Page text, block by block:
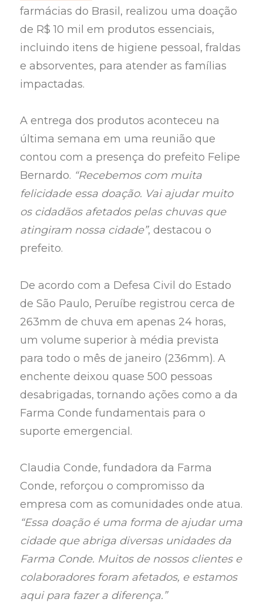
farmácias do Brasil, realizou uma doação
de R$ 10 mil em produtos essenciais,
incluindo itens de higiene pessoal, fraldas
e absorventes, para atender as famílias
impactadas.
A entrega dos produtos aconteceu na
última semana em uma reunião que
contou com a presença do prefeito Felipe
Bernardo. “Recebemos com muita
felicidade essa doação. Vai ajudar muito
os cidadãos afetados pelas chuvas que
atingiram nossa cidade”, destacou o
prefeito.
De acordo com a Defesa Civil do Estado
de São Paulo, Peruíbe registrou cerca de
263mm de chuva em apenas 24 horas,
um volume superior à média prevista
para todo o mês de janeiro (236mm). A
enchente deixou quase 500 pessoas
desabrigadas, tornando ações como a da
Farma Conde fundamentais para o
suporte emergencial.
Claudia Conde, fundadora da Farma
Conde, reforçou o compromisso da
empresa com as comunidades onde atua.
“Essa doação é uma forma de ajudar uma
cidade que abriga diversas unidades da
Farma Conde. Muitos de nossos clientes e
colaboradores foram afetados, e estamos
aqui para fazer a diferença.”